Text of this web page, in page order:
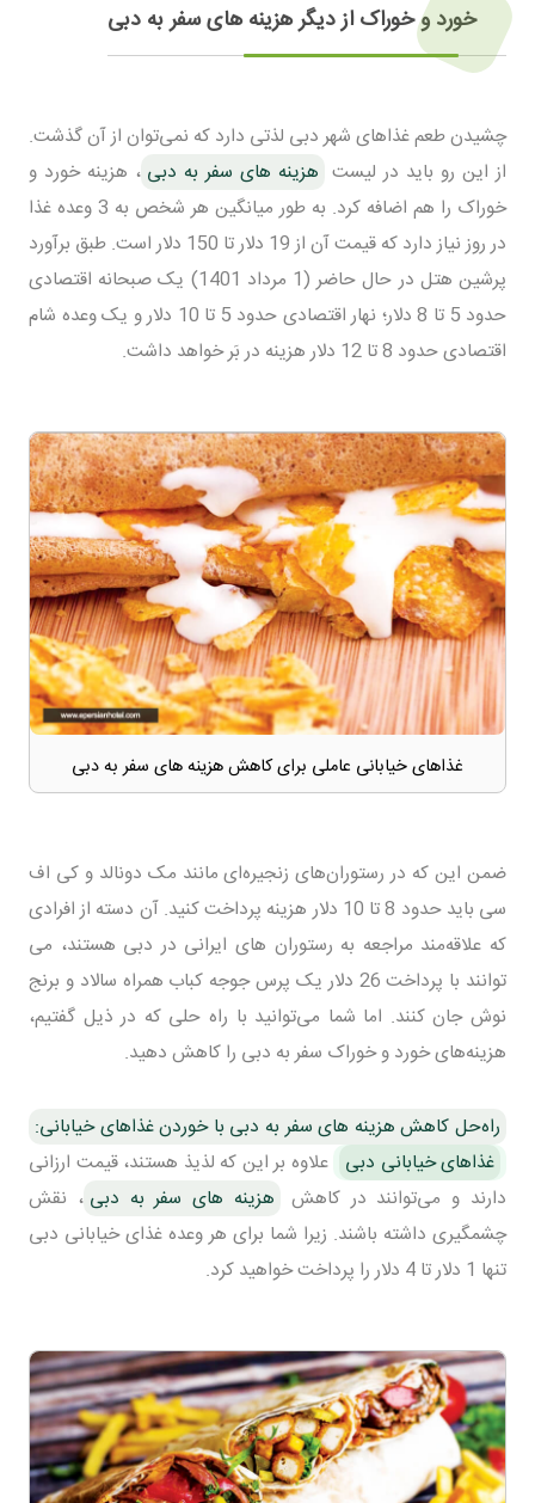
خورد و خوراک از دیگر هزینه های سفر به دبی
چشیدن طعم غذاهای شهر دبی لذتی دارد که نمی‌توان از آن گذشت.
از این رو باید در لیست هزینه های سفر به دبی ، هزینه خورد و
خوراک را هم اضافه کرد. به طور میانگین هر شخص به 3 وعده غذا
در روز نیاز دارد که قیمت آن از 19 دلار تا 150 دلار است. طبق برآورد
پرشین هتل در حال حاضر (1 مرداد 1401) یک صبحانه اقتصادی
حدود 5 تا 8 دلار؛ نهار اقتصادی حدود 5 تا 10 دلار و یک وعده شام
اقتصادی حدود 8 تا 12 دلار هزینه در بَر خواهد داشت.
غذاهای خیابانی عاملی برای کاهش هزینه های سفر به دبی
ضمن این که در رستوران‌های زنجیره‌ای مانند مک دونالد و کی اف
سی باید حدود 8 تا 10 دلار هزینه پرداخت کنید. آن دسته از افرادی
که علاقه‌مند مراجعه به رستوران های ایرانی در دبی هستند، می
توانند با پرداخت 26 دلار یک پرس جوجه کباب همراه سالاد و برنج
نوش جان کنند. اما شما می‌توانید با راه حلی که در ذیل گفتیم،
هزینه‌های خورد و خوراک سفر به دبی را کاهش دهید.
راه‌حل کاهش هزینه های سفر به دبی با خوردن غذاهای خیابانی:
غذاهای خیابانی دبی علاوه بر این که لذیذ هستند، قیمت ارزانی
دارند و می‌توانند در کاهش هزینه های سفر به دبی ، نقش
چشمگیری داشته باشند. زیرا شما برای هر وعده غذای خیابانی دبی
تنها 1 دلار تا 4 دلار را پرداخت خواهید کرد.